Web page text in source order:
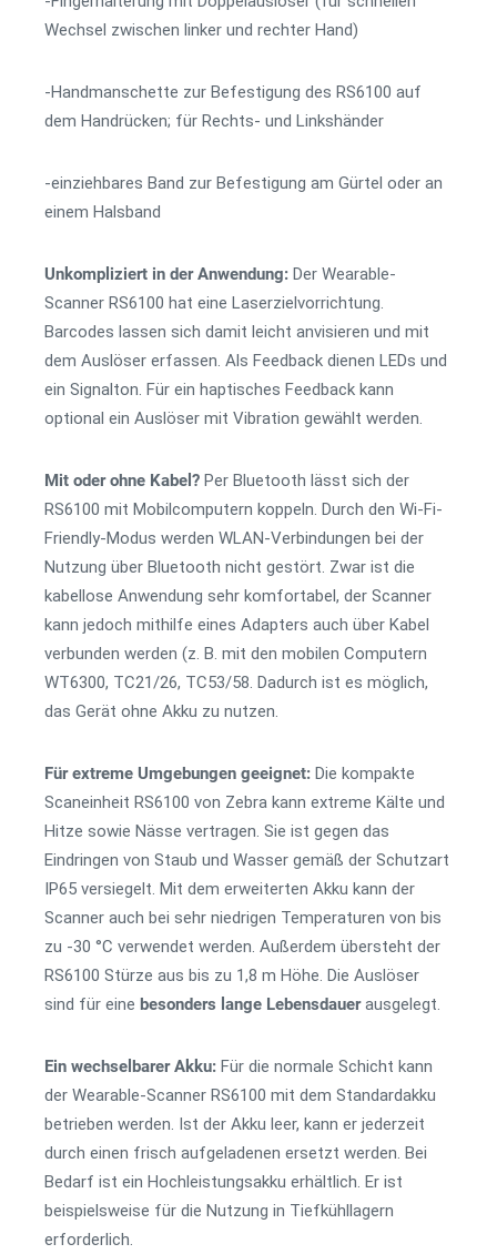
Wechsel zwischen linker und rechter Hand)
-Handmanschette zur Befestigung des RS6100 auf
dem Handrücken; für Rechts- und Linkshänder
-einziehbares Band zur Befestigung am Gürtel oder an
einem Halsband
Unkompliziert in der Anwendung: Der Wearable-
Scanner RS6100 hat eine Laserzielvorrichtung.
Barcodes lassen sich damit leicht anvisieren und mit
dem Auslöser erfassen. Als Feedback dienen LEDs und
ein Signalton. Für ein haptisches Feedback kann
optional ein Auslöser mit Vibration gewählt werden.
Mit oder ohne Kabel? Per Bluetooth lässt sich der
RS6100 mit Mobilcomputern koppeln. Durch den Wi-Fi-
Friendly-Modus werden WLAN-Verbindungen bei der
Nutzung über Bluetooth nicht gestört. Zwar ist die
kabellose Anwendung sehr komfortabel, der Scanner
kann jedoch mithilfe eines Adapters auch über Kabel
verbunden werden (z. B. mit den mobilen Computern
WT6300, TC21/26, TC53/58. Dadurch ist es möglich,
das Gerät ohne Akku zu nutzen.
Für extreme Umgebungen geeignet: Die kompakte
Scaneinheit RS6100 von Zebra kann extreme Kälte und
Hitze sowie Nässe vertragen. Sie ist gegen das
Eindringen von Staub und Wasser gemäß der Schutzart
IP65 versiegelt. Mit dem erweiterten Akku kann der
Scanner auch bei sehr niedrigen Temperaturen von bis
zu -30 °C verwendet werden. Außerdem übersteht der
RS6100 Stürze aus bis zu 1,8 m Höhe. Die Auslöser
sind für eine besonders lange Lebensdauerausgelegt.
Ein wechselbarer Akku: Für die normale Schicht kann
der Wearable-Scanner RS6100 mit dem Standardakku
betrieben werden. Ist der Akku leer, kann er jederzeit
durch einen frisch aufgeladenen ersetzt werden. Bei
Bedarf ist ein Hochleistungsakku erhältlich. Er ist
beispielsweise für die Nutzung in Tiefkühllagern
erforderlich.